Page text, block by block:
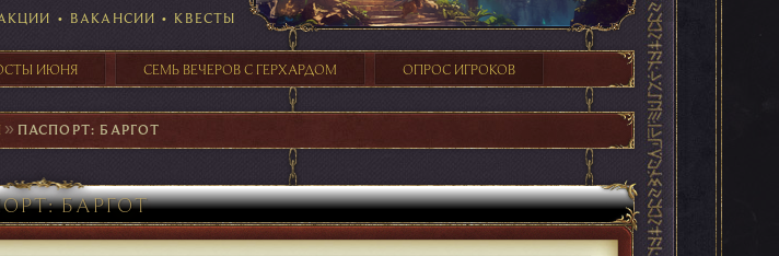
• ВАКАНСИИ • КВЕСТЫ
ИЮНЯ СЕМЬ ВЕЧЕРОВ С ГЕРХАРДОМ ОПРОС ИГРОКОВ
►ПАСПОРТ: БАРГОТ
БАРГОТ